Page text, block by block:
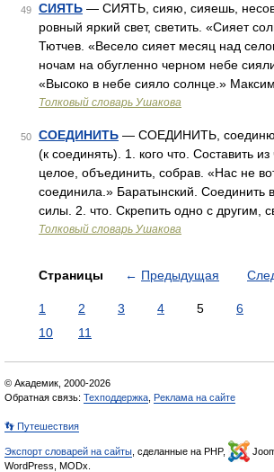
49 СИЯТЬ — СИЯТЬ, сияю, сияешь,
ровный яркий свет, светить. «Сияет
Тютчев. «Весело сияет месяц над
ночам на обугленно черном небе
«Высоко в небе сияло солнце.»
Толковый словарь Ушакова
50 СОЕДИНИТЬ — СОЕДИНИТЬ, соединю,
(к соединять). 1. кого что. Составить
целое, объединить, собрав. «Нас не
соединила.» Баратынский. Соединить
силы. 2. что. Скрепить одно с другим,
Толковый словарь Ушакова
Страницы ← Предыдущая
1 2 3 4 5 6
10
11
© Академик, 2000-2026
Обратная связь: Техподдержка Реклама на сайте
👣 Путешествия
Экспорт словарей на сайты , сделанные на PHP,
WordPress, MODx.